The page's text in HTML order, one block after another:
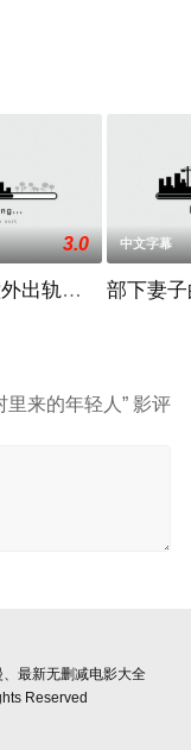
一所大学。他们和
3.0
出轨性爱
中文字幕
部下妻
里来的年轻人” 影评
最新无删减电影大全
Reserved